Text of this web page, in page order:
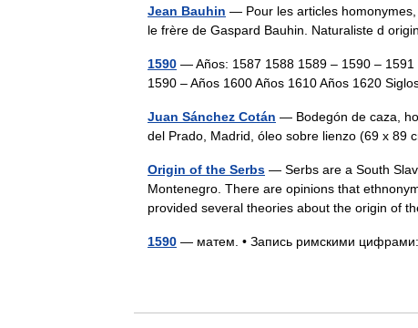
Jean Bauhin — Pour les articles
le frère de Gaspard Bauhin. Naturaliste d
1590 — Años: 1587 1588 1589 – 1590 – 1591
1590 – Años 1600 Años 1610 Años 1620
Juan Sánchez Cotán — Bodegón de caza,
del Prado, Madrid, óleo sobre lienzo (69 x
Origin of the Serbs — Serbs are a South
Montenegro. There are opinions that
provided several theories about the origin of
1590 — матем. • Запись римскими